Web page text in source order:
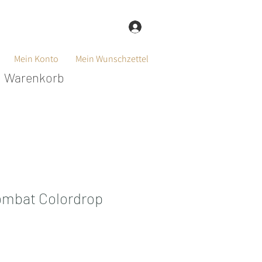
Mein Konto Mein Wunschzettel
Warenkorb
Colordrop